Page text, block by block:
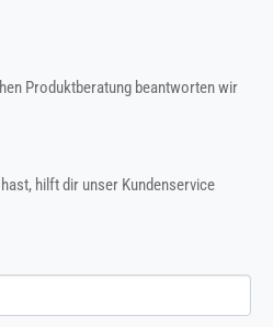
Produktberatung beantworten wir
hilft dir unser Kundenservice